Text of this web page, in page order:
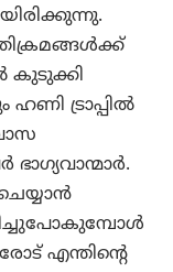
കുടുക്കി
ട്രാപ്പിൽ
എന്തിന്റെ